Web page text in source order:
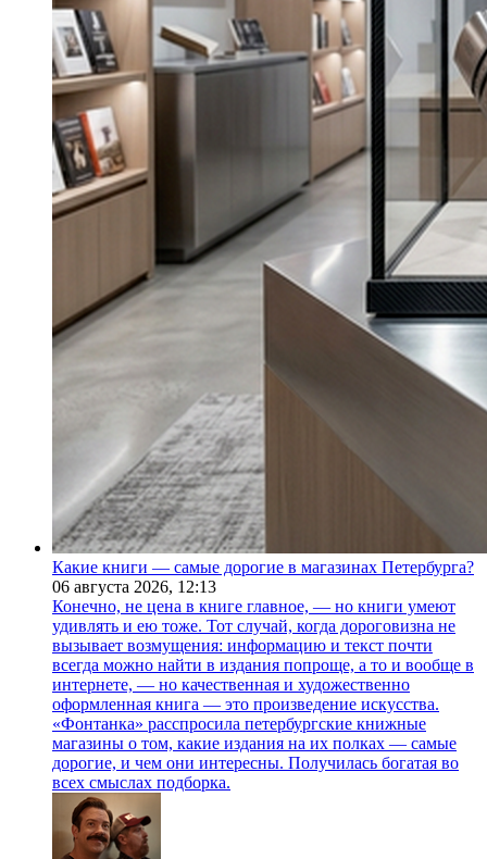
Какие книги — самые дорогие в магазинах Петербурга?
06 августа 2026, 12:13
Конечно, не цена в книге главное, — но книги умеют
удивлять и ею тоже. Тот случай, когда дороговизна не
вызывает возмущения: информацию и текст почти
всегда можно найти в издания попроще, а то и вообще в
интернете, — но качественная и художественно
оформленная книга — это произведение искусства.
«Фонтанка» расспросила петербургские книжные
магазины о том, какие издания на их полках — самые
дорогие, и чем они интересны. Получилась богатая во
всех смыслах подборка.